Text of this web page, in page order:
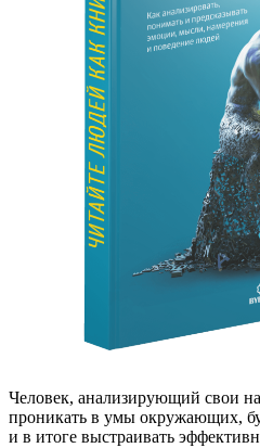
Человек, анализирующий свои
проникать в умы окружающих,
и в итоге выстраивать